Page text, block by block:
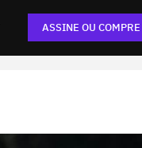
ASSINE OU COMPRE